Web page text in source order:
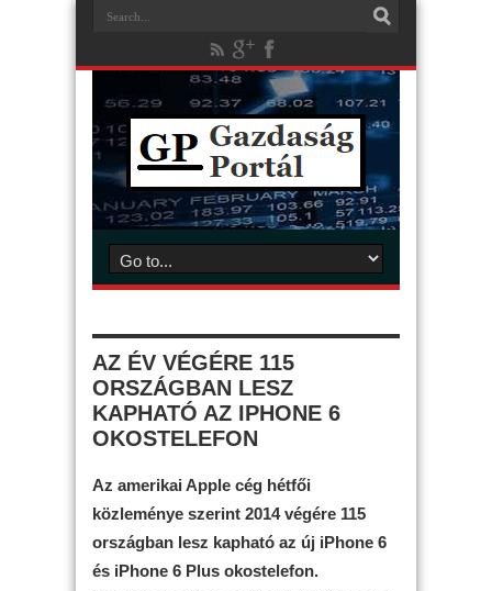
AZ ÉV VÉGÉRE 115
ORSZÁGBAN LESZ
KAPHATÓ AZ IPHONE 6
OKOSTELEFON
Az amerikai Apple cég hétfői
közleménye szerint 2014 végére 115
országban lesz kapható az új iPhone 6
és iPhone 6 Plus okostelefon.